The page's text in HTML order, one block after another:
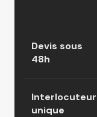
Devis sous
48h
Interlocuteur
unique